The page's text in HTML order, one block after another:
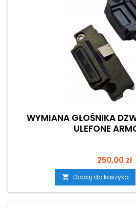
WYMIANA GŁOŚNIKA
ULEFONE
Cena
250,00 zł
 Dodaj do koszyka